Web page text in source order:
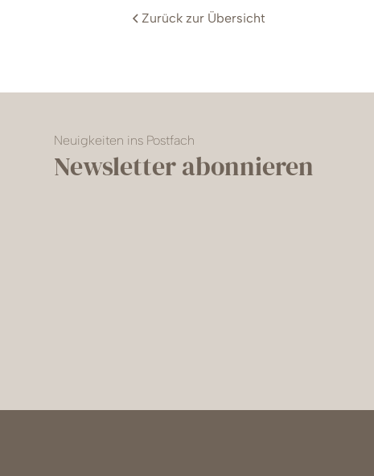
Zurück zur Übersicht
Neuigkeiten ins Postfach
Newsletter abonnieren